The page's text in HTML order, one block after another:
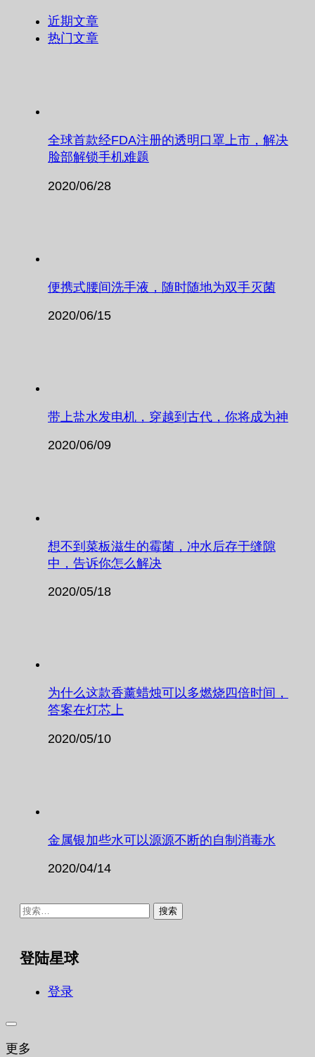
近期文章
热门文章
全球首款经FDA注册的透明口罩上市，解决
脸部解锁手机难题
2020/06/28
便携式腰间洗手液，随时随地为双手灭菌
2020/06/15
带上盐水发电机，穿越到古代，你将成为神
2020/06/09
想不到菜板滋生的霉菌，冲水后存于缝隙
中，告诉你怎么解决
2020/05/18
为什么这款香薰蜡烛可以多燃烧四倍时间，
答案在灯芯上
2020/05/10
金属银加些水可以源源不断的自制消毒水
2020/04/14
搜
登陆星球
登录
更多